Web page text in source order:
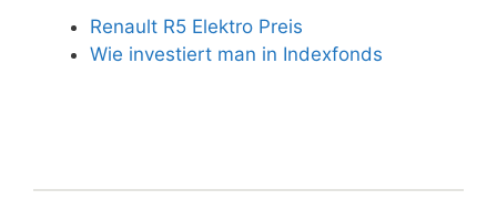
Renault R5 Elektro Preis
Wie investiert man in Indexfonds